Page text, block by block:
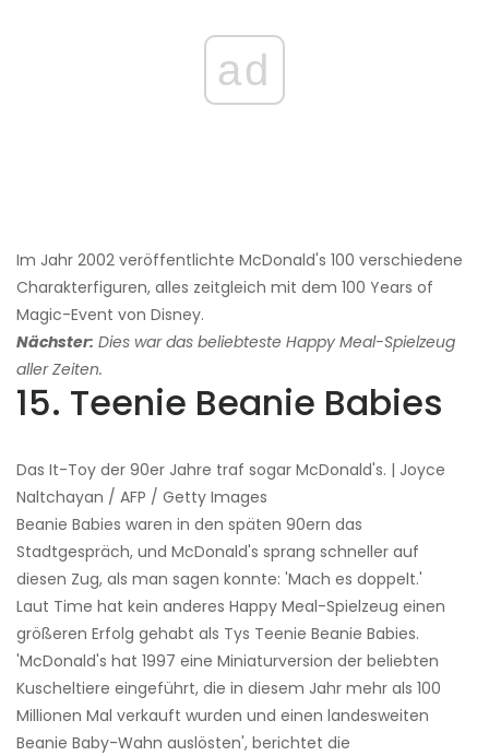
ad
Im Jahr 2002 veröffentlichte McDonald's 100 verschiedene
Charakterfiguren, alles zeitgleich mit dem 100 Years of
Magic-Event von Disney.
Nächster: Dies war das beliebteste Happy Meal-Spielzeug
aller Zeiten.
15. Teenie Beanie Babies
Das It-Toy der 90er Jahre traf sogar McDonald's. | Joyce
Naltchayan / AFP / Getty Images
Beanie Babies waren in den späten 90ern das
Stadtgespräch, und McDonald's sprang schneller auf
diesen Zug, als man sagen konnte: 'Mach es doppelt.'
Laut Time hat kein anderes Happy Meal-Spielzeug einen
größeren Erfolg gehabt als Tys Teenie Beanie Babies.
'McDonald's hat 1997 eine Miniaturversion der beliebten
Kuscheltiere eingeführt, die in diesem Jahr mehr als 100
Millionen Mal verkauft wurden und einen landesweiten
Beanie Baby-Wahn auslösten', berichtet die